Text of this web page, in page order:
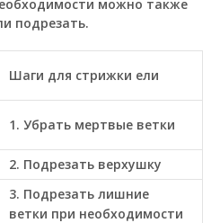
можно также
подрезать.
Шаги для стрижки ели
1. Убрать мертвые ветки
2. Подрезать верхушку
3. Подрезать лишние
ветки при необходимости